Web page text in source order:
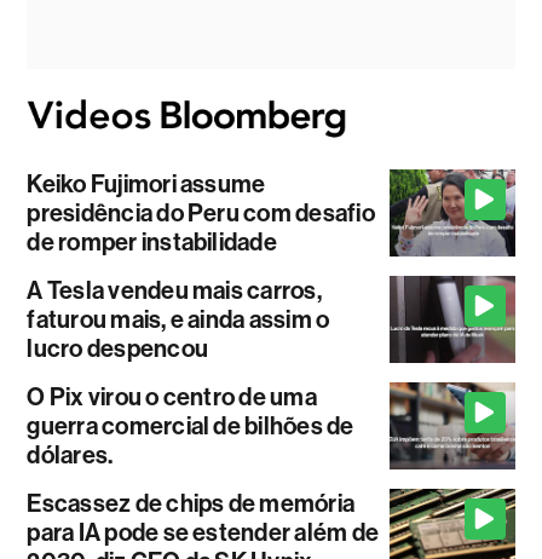
Keiko Fujimori assume
presidência do Peru com desafio
de romper instabilidade
A Tesla vendeu mais carros,
faturou mais, e ainda assim o
lucro despencou
O Pix virou o centro de uma
guerra comercial de bilhões de
dólares.
Escassez de chips de memória
para IA pode se estender além de